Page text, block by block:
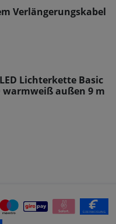
Verlängerungskabel
Lichterkette Basic
warmweiß außen 9 m